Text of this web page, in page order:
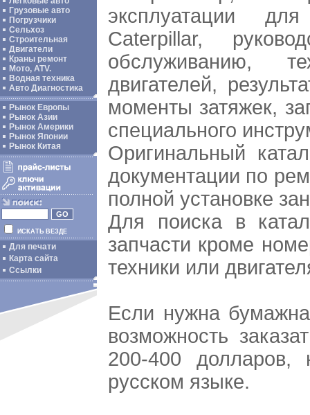
Грузовые авто
Погрузчики
Сельхоз
Строительная
Двигатели
Краны ремонт
Мото, ATV.
Водная техника
Авто Диагностика
Рынок Европы
Рынок Азии
Рынок Америки
Рынок Японии
Рынок Китая
ИСКАТЬ ВЕЗДЕ
Для печати
Карта сайта
Ссылки
эксплуатации
Caterpillar,
обслуживанию,
двигателей,
моменты затяжек,
специального
Оригинальный
документации по
полной установке
Для поиска в
запчасти кроме
техники или
Если нужна
возможность
200-400
русском языке.